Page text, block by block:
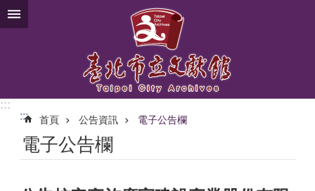
跳到主要內容區塊
:::
:::
首頁 公告資訊 電子公告欄
電子公告欄